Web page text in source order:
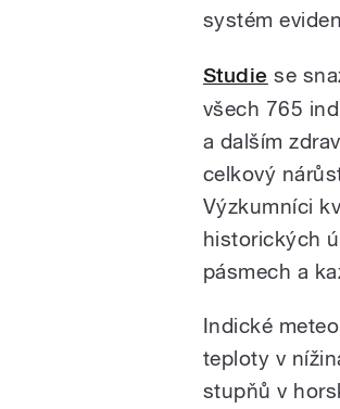
systém
Studie se
všech 765
a dalším
celkový
Výzkumníci
historických
pásmech a
Indické
teploty v
stupňů v